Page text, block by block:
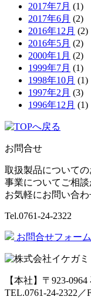
2017年7月 (1)
2017年6月 (2)
2016年12月 (2)
2016年5月 (2)
2000年1月 (2)
1999年7月 (1)
1998年10月 (1)
1997年2月 (3)
1996年12月 (1)
お問合せ
取扱製品について
事業についてご相
お気軽にお問い合
Tel.0761-24-2322
お問合せフォーム
【本社】〒923-
TEL.0761-24-2322／